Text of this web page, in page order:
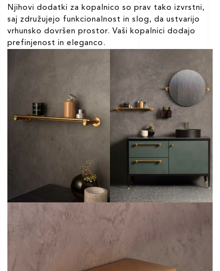
Njihovi dodatki za kopalnico so prav tako izvrstni,
saj združujejo funkcionalnost in slog, da ustvarijo
vrhunsko dovršen prostor. Vaši kopalnici dodajo
prefinjenost in eleganco.